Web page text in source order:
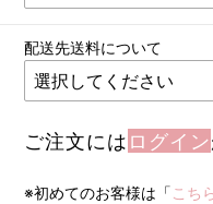
配送先送料について
ご注文には ログイン
※初めてのお客様は「こち